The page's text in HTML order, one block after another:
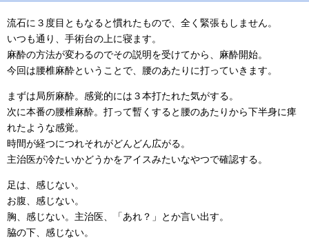
流石に３度目ともなると慣れたもので、全く緊張もしません。
いつも通り、手術台の上に寝ます。
麻酔の方法が変わるのでその説明を受けてから、麻酔開始。
今回は腰椎麻酔ということで、腰のあたりに打っていきます。
まずは局所麻酔。感覚的には３本打たれた気がする。
次に本番の腰椎麻酔。打って暫くすると腰のあたりから下半身に痺
れたような感覚。
時間が経つにつれそれがどんどん広がる。
主治医が冷たいかどうかをアイスみたいなやつで確認する。
足は、感じない。
お腹、感じない。
胸、感じない。主治医、「あれ？」とか言い出す。
脇の下、感じない。